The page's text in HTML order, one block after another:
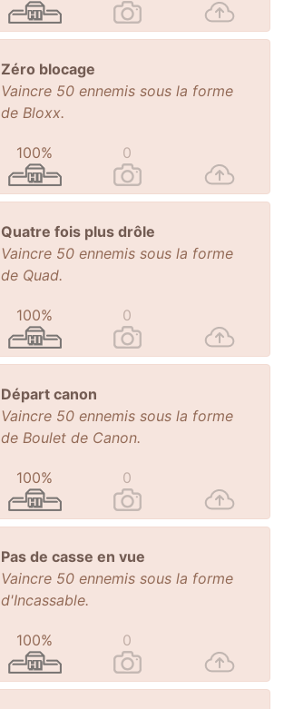
Zéro blocage
Vaincre 50 ennemis sous la forme
de Bloxx.
100% 0
Quatre fois plus drôle
Vaincre 50 ennemis sous la forme
de Quad.
100% 0
Départ canon
Vaincre 50 ennemis sous la forme
de Boulet de Canon.
100% 0
Pas de casse en vue
Vaincre 50 ennemis sous la forme
d'Incassable.
100% 0